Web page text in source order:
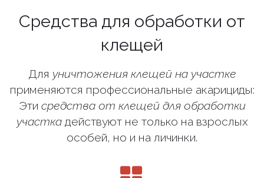
Средства для обработки от
клещей
Для уничтожения клещей на участке
применяются профессиональные акарициды:
Эти средства от клещей для обработки
участкадействуют не только на взрослых
особей, но и на личинки.